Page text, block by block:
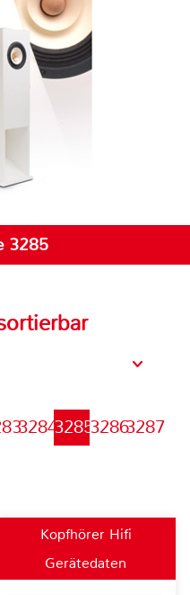
3285
3284328532863287
Kopfhörer Hifi
Gerätedaten